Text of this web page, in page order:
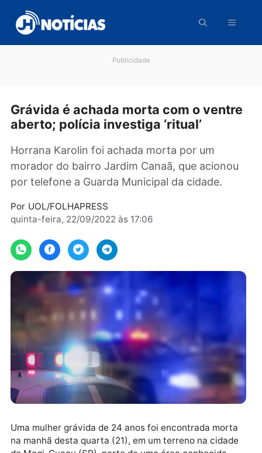
para
conteúdo
Grávida é achada morta com o
Horrana Karolin foi achada morta por um
morador do bairro Jardim Canaã, que
por telefone a Guarda Municipal da cidade.
quinta-feira, 22/09/2022 às 17:06